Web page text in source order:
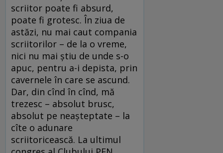
scriitor poate fi absurd,
poate fi grotesc. În ziua de
astăzi, nu mai caut compania
scriitorilor – de la o vreme,
nici nu mai știu de unde s-o
apuc, pentru a-i depista, prin
cavernele în care se ascund.
Dar, din cînd în cînd, mă
trezesc – absolut brusc,
absolut pe neașteptate – la
cîte o adunare
scriitoricească. La ultimul